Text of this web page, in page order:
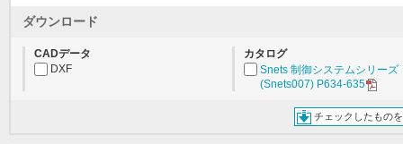
ダウンロード
CADデータ
DXF
カタログ
Snets 制御システムシリーズ
(Snets007) P634-635
チェックしたもの